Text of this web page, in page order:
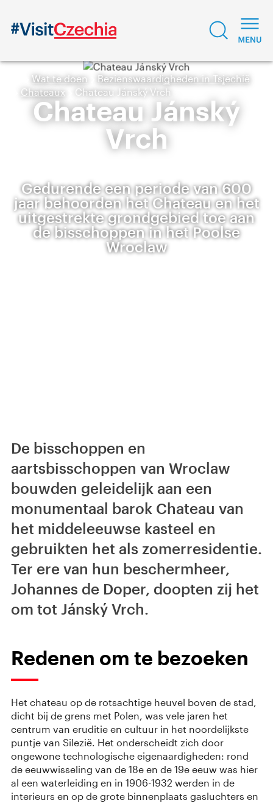
Wat te doen
Bezienswaardigheden in Tsjechië
Chateaux
Chateau Jánský Vrch
Chateau Jánský
Vrch
Gedurende een periode van 600
jaar behoorden het Chateau en het
uitgestrekte grondgebied toe aan
de bisschoppen in het Poolse
Wroclaw
De bisschoppen en
aartsbisschoppen van Wroclaw
bouwden geleidelijk aan een
monumentaal barok Chateau van
het middeleeuwse kasteel en
gebruikten het als zomerresidentie.
Ter ere van hun beschermheer,
Johannes de Doper, doopten zij het
om tot Jánský Vrch.
Redenen om te bezoeken
Het chateau op de rotsachtige heuvel boven de stad,
dicht bij de grens met Polen, was vele jaren het
centrum van eruditie en cultuur in het noordelijkste
puntje van Silezië. Het onderscheidt zich door
ongewone technologische eigenaardigheden: rond
de eeuwwisseling van de 18e en de 19e eeuw was hier
al een waterleiding en in 1906-1932 werden in de
interieurs en op de grote binnenplaats gasluchters en